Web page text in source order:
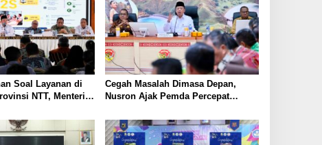
Soal Layanan di
NTT, Menteri
Cegah Masalah Dimasa Depan,
Nusron Ajak Pemda Percepat
NTT